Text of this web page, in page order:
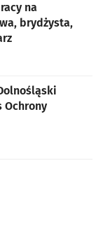
na
brydżysta,
Ochrony